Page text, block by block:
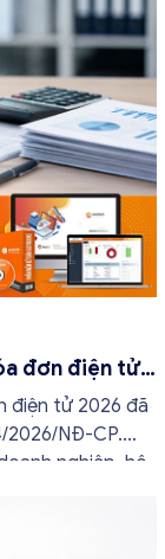
đơn điện tử
điện tử 2026 đã
2026/NĐ-CP.
nghiệp, hộ
[…]